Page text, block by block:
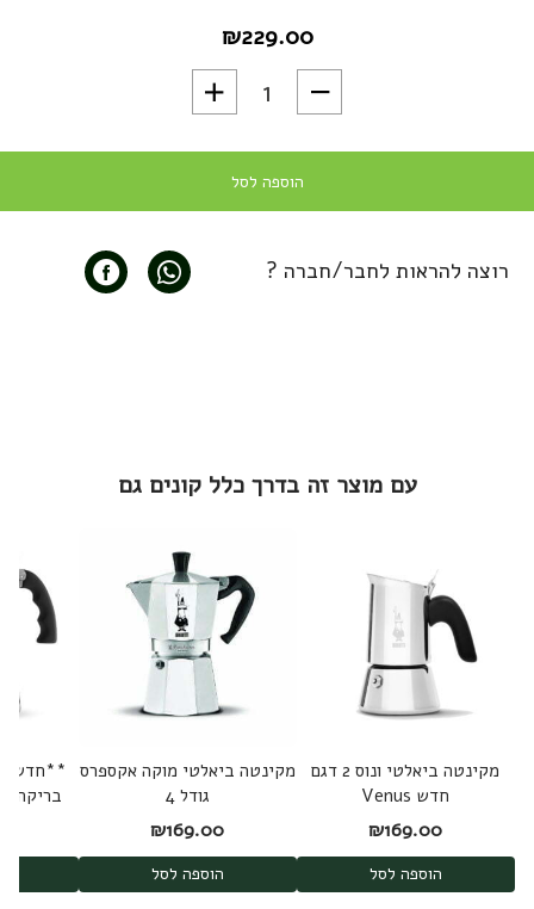
₪229.00
כמות של מארז קפה למקינטה 6 סוגים 1.5 ק"ג - משלוח
הוספה לסל
רוצה להראות לחבר/חברה ?
עם מוצר זה בדרך כלל קונים גם
מקינטה ביאלטי ונוס 2 דגם
חדש Venus
₪169.00
הוספה לסל
מקינטה ביאלטי מוקה אקספרס
גודל 4
₪169.00
הוספה לסל
**חדש**
בריקה